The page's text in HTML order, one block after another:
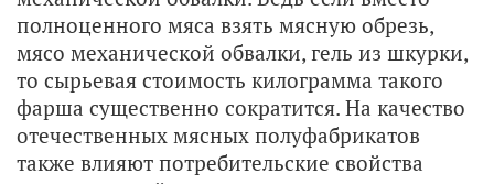
полноценного мяса взять мясную обрезь,
мясо механической обвалки, гель из шкурки,
то сырьевая стоимость килограмма такого
фарша существенно сократится. На качество
отечественных мясных полуфабрикатов
также влияют потребительские свойства